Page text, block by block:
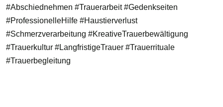
#Abschiednehmen #Trauerarbeit #Gedenkseiten
#ProfessionelleHilfe #Haustierverlust
#Schmerzverarbeitung #KreativeTrauerbewältigung
#Trauerkultur #LangfristigeTrauer #Trauerrituale
#Trauerbegleitung